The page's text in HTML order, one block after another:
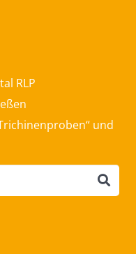
RLP
und